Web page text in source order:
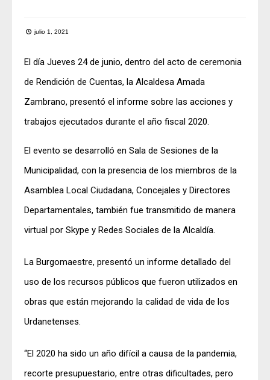
julio 1, 2021
El día Jueves 24 de junio, dentro del acto de ceremonia
de Rendición de Cuentas, la Alcaldesa Amada
Zambrano, presentó el informe sobre las acciones y
trabajos ejecutados durante el año fiscal 2020.
El evento se desarrolló en Sala de Sesiones de la
Municipalidad, con la presencia de los miembros de la
Asamblea Local Ciudadana, Concejales y Directores
Departamentales, también fue transmitido de manera
virtual por Skype y Redes Sociales de la Alcaldía.
La Burgomaestre, presentó un informe detallado del
uso de los recursos públicos que fueron utilizados en
obras que están mejorando la calidad de vida de los
Urdanetenses.
“El 2020 ha sido un año difícil a causa de la pandemia,
recorte presupuestario, entre otras dificultades, pero